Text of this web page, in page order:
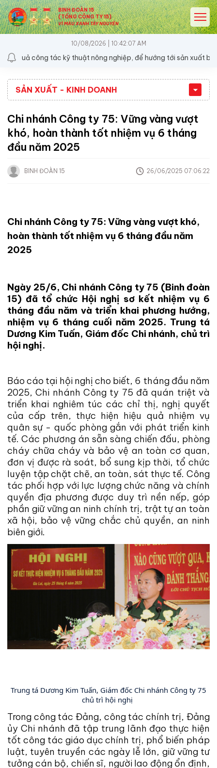
BINH ĐOÀN 15
(TỔNG CÔNG TY 15)
VÌ MÀU XANH TÂY NGUYÊN
10/08/2026 | 10:42:07 AM
tác kỹ thuật nông nghiệp, để hướng tới sản xuất bền vững
SẢN XUẤT - KINH DOANH
Chi nhánh Công ty 75: Vững vàng vượt
khó, hoàn thành tốt nhiệm vụ 6 tháng
đầu năm 2025
BINH ĐOÀN 15 26/06/2025 07:06:22
Chi nhánh Công ty 75: Vững vàng vượt khó,
hoàn thành tốt nhiệm vụ 6 tháng đầu năm
2025
Ngày 25/6, Chi nhánh Công ty 75 (Binh đoàn
15) đã tổ chức Hội nghị sơ kết nhiệm vụ 6
tháng đầu năm và triển khai phương hướng,
nhiệm vụ 6 tháng cuối năm 2025. Trung tá
Dương Kim Tuấn, Giám đốc Chi nhánh, chủ trì
hội nghị.
Báo cáo tại hội nghị cho biết, 6 tháng đầu năm
2025, Chi nhánh Công ty 75 đã quán triệt và
triển khai nghiêm túc các chỉ thị, nghị quyết
của cấp trên, thực hiện hiệu quả nhiệm vụ
quân sự - quốc phòng gắn với phát triển kinh
tế. Các phương án sẵn sàng chiến đấu, phòng
cháy chữa cháy và bảo vệ an toàn cơ quan,
đơn vị được rà soát, bổ sung kịp thời, tổ chức
luyện tập chặt chẽ, an toàn, sát thực tế. Công
tác phối hợp với lực lượng chức năng và chính
quyền địa phương được duy trì nền nếp, góp
phần giữ vững an ninh chính trị, trật tự an toàn
xã hội, bảo vệ vững chắc chủ quyền, an ninh
biên giới.
Trung tá Dương Kim Tuấn, Giám đốc Chi nhánh Công ty 75
chủ trì hội nghị
Trong công tác Đảng, công tác chính trị, Đảng
ủy Chi nhánh đã tập trung lãnh đạo thực hiện
tốt công tác giáo dục chính trị, phổ biến pháp
luật, tuyên truyền các ngày lễ lớn, giữ vững tư
tưởng cán bộ, chiến sĩ, người lao động ổn định,